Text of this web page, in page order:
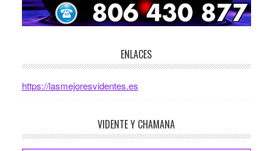
ENLACES
https://lasmejoresvidentes.es
VIDENTE Y CHAMANA